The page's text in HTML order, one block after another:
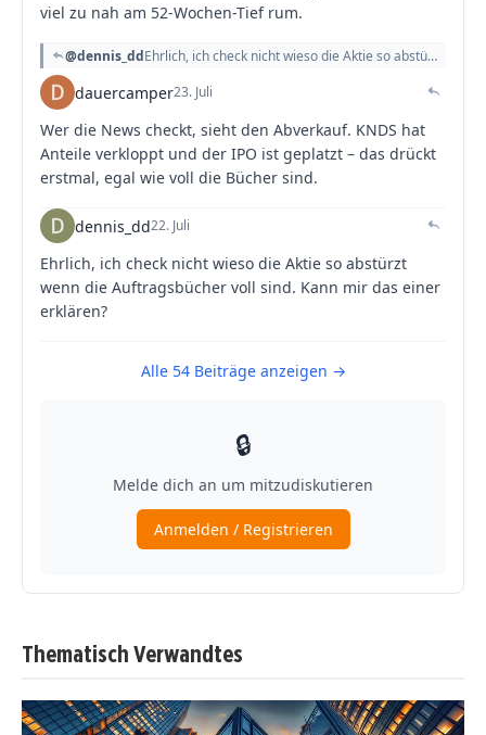
Thematisch Verwandtes